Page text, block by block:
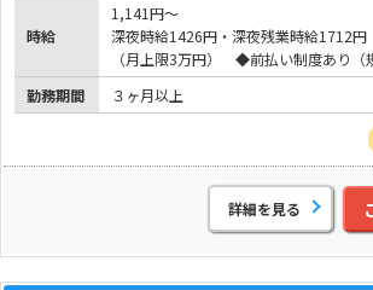
時給
1,141円～
深夜時給1426円・深夜残業時給1712
（月上限3万円） ◆前払い制度あり（
勤務期間
３ヶ月以上
詳細を見る